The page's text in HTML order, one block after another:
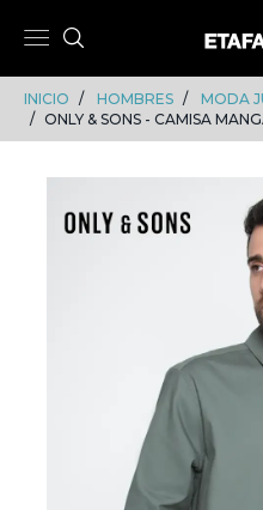
INICIO HOMBRES MODA
ONLY & SONS - CAMISA